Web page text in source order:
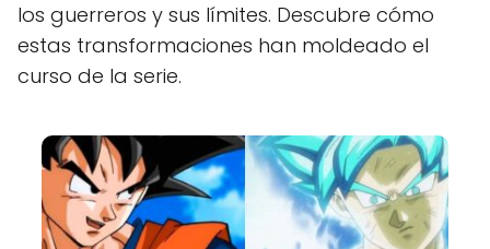
los guerreros y sus límites. Descubre cómo
estas transformaciones han moldeado el
curso de la serie.